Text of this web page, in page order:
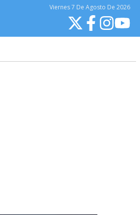
Viernes7 De Agosto De 2026